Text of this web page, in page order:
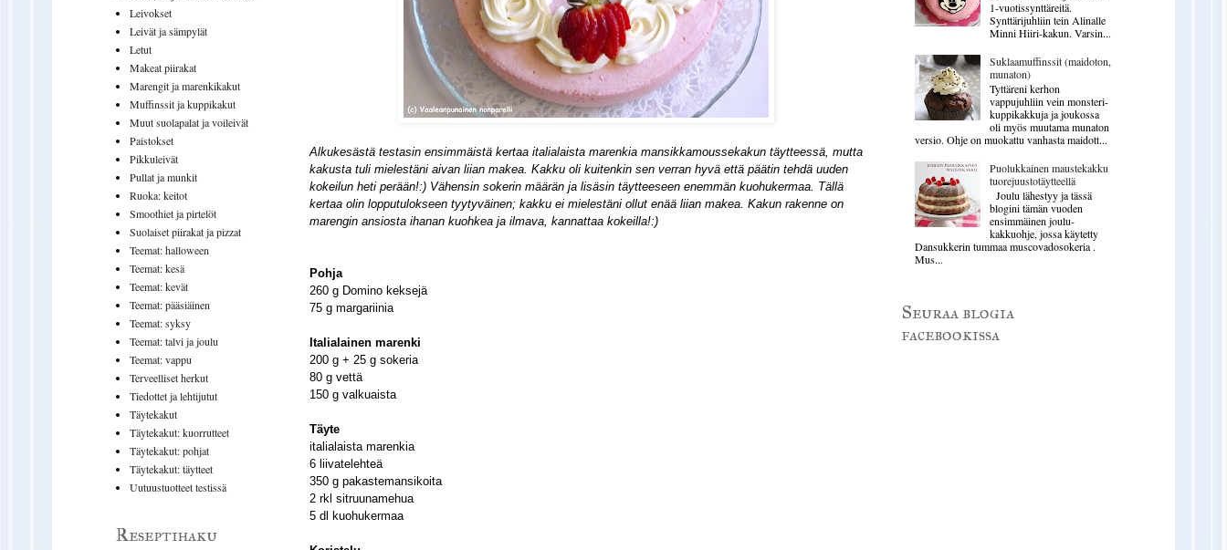
Alkukesästä testasin ensimmäistä kertaa italialaista marenkia mansikkamoussekakun täytteessä, mutta
kakusta tuli mielestäni aivan liian makea. Kakku oli kuitenkin sen verran hyvä että päätin tehdä uuden
kokeilun heti perään!:) Vähensin sokerin määrän ja lisäsin täytteeseen enemmän kuohukermaa. Tällä
kertaa olin lopputulokseen tyytyväinen; kakku ei mielestäni ollut enää liian makea. Kakun rakenne on
marengin ansiosta ihanan kuohkea ja ilmava, kannattaa kokeilla!:)
Pohja
260 g Domino keksejä
75 g margariinia
Italialainen marenki
200 g + 25 g sokeria
80 g vettä
150 g valkuaista
Täyte
italialaista marenkia
6 liivatelehteä
350 g pakastemansikoita
2 rkl sitruunamehua
5 dl kuohukermaa
Leivokset
Leivät ja sämpylät
Letut
Makeat piirakat
Marengit ja marenkikakut
Muffinssit ja kuppikakut
Muut suolapalat ja voileivät
Paistokset
Pikkuleivät
Pullat ja munkit
Ruoka: keitot
Smoothiet ja pirtelöt
Suolaiset piirakat ja pizzat
Teemat: halloween
Teemat: kesä
Teemat: kevät
Teemat: pääsiäinen
Teemat: syksy
Teemat: talvi ja joulu
Teemat: vappu
Terveelliset herkut
Tiedottet ja lehtijutut
Täytekakut
Täytekakut: kuorrutteet
Täytekakut: pohjat
Täytekakut: täytteet
Uutuustuotteet testissä
Reseptihaku
1-vuotissynttäreitä.
Synttärijuhliin tein Alinalle
Minni Hiiri-kakun. Varsin...
Suklaamuffinssit (maidoton,
munaton)
Tyttäreni kerhon
vappujuhliin vein monsteri-
kuppikakkuja ja joukossa
oli myös muutama munaton
versio. Ohje on muokattu vanhasta maidott...
Puolukkainen maustekakku
tuorejuustotäytteellä
Joulu lähestyy ja tässä
blogini tämän vuoden
ensimmäinen joulu-
kakkuohje, jossa käytetty
Dansukkerin tummaa muscovadosokeria .
Mus...
Seuraa blogia
facebookissa